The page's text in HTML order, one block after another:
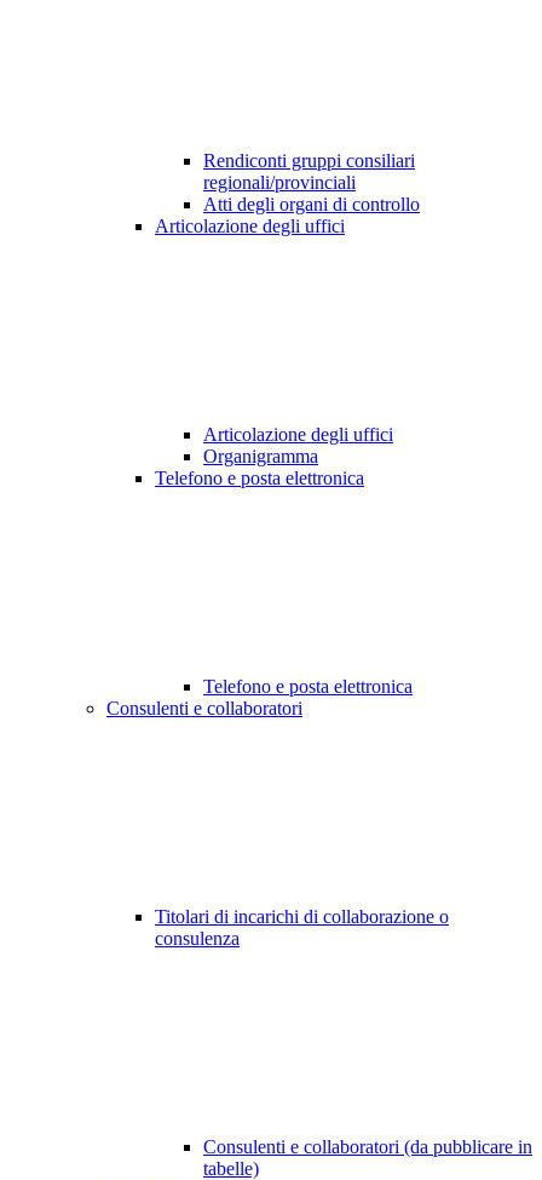
Rendiconti gruppi consiliari
regionali/provinciali
Atti degli organi di controllo
Articolazione degli uffici
Articolazione degli uffici
Organigramma
Telefono e posta elettronica
Telefono e posta elettronica
Consulenti e collaboratori
Titolari di incarichi di collaborazione o
consulenza
Consulenti e collaboratori (da pubblicare in
tabelle)